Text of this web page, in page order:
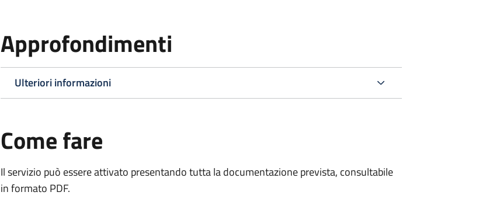
Approfondimenti
Ulteriori informazioni
Come fare
Il servizio può essere attivato presentando tutta la documentazione prevista, consultabile
in formato PDF.